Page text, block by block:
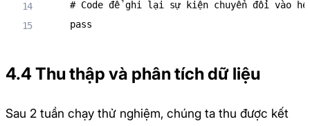
# Code để ghi lại sự kiện chuyển đổi vào
pass
4.4 Thu thập và phân tích dữ liệu
Sau 2 tuần chạy thử nghiệm, chúng ta thu được kết